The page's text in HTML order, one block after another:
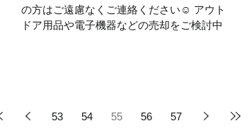
の方はご遠慮なくご連絡ください☺ アウト
ドア用品や電子機器などの売却をご検討中の
53 54 55 56 57